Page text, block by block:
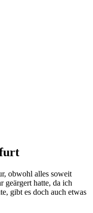
obwohl alles soweit
geärgert hatte, da ich
gibt es doch auch etwas